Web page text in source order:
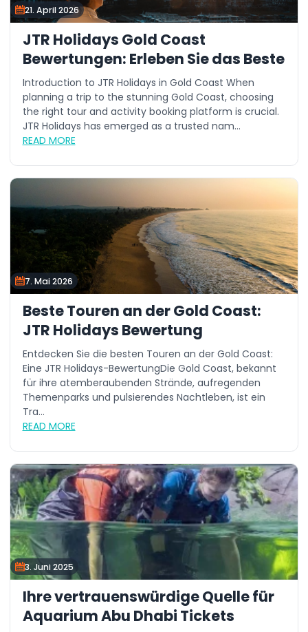
21. April 2026
JTR Holidays Gold Coast
Bewertungen: Erleben Sie das Beste
Introduction to JTR Holidays in Gold Coast When
planning a trip to the stunning Gold Coast, choosing
the right tour and activity booking platform is crucial.
JTR Holidays has emerged as a trusted nam...
READ MORE
7. Mai 2026
Beste Touren an der Gold Coast:
JTR Holidays Bewertung
Entdecken Sie die besten Touren an der Gold Coast:
Eine JTR Holidays-BewertungDie Gold Coast, bekannt
für ihre atemberaubenden Strände, aufregenden
Themenparks und pulsierendes Nachtleben, ist ein
Tra...
READ MORE
3. Juni 2025
Ihre vertrauenswürdige Quelle für
Aquarium Abu Dhabi Tickets